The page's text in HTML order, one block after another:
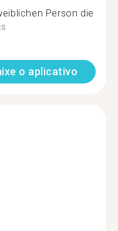
Person die
o aplicativo